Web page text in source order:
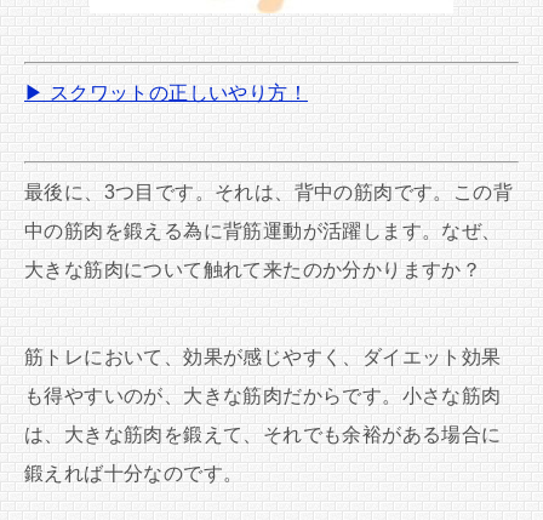
▶ スクワットの正しいやり方！
最後に、3つ目です。それは、背中の筋肉です。この背
中の筋肉を鍛える為に背筋運動が活躍します。なぜ、
大きな筋肉について触れて来たのか分かりますか？
筋トレにおいて、効果が感じやすく、ダイエット効果
も得やすいのが、大きな筋肉だからです。小さな筋肉
は、大きな筋肉を鍛えて、それでも余裕がある場合に
鍛えれば十分なのです。